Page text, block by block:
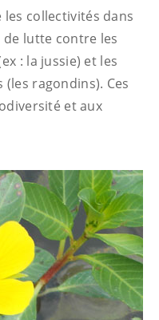
collectivités dans
de lutte contre les
: la jussie) et les
ragondins). Ces
et aux